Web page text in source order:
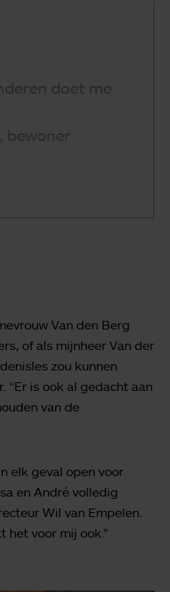
doet me
bewoner
Van den Berg
of als mijnheer Van der
zou kunnen
“Er is ook al gedacht aan
van de
elk geval open voor
en André volledig
Wil van Empelen.
het voor mij ook.”